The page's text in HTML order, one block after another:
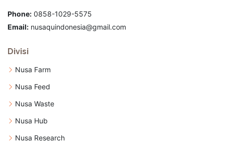
Phone: 0858-1029-5575
Email: nusaquindonesia@gmail.com
Divisi
Nusa Farm
Nusa Feed
Nusa Waste
Nusa Hub
Nusa Research